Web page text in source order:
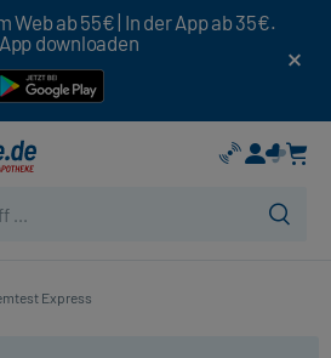
Web ab 55€ | In der App ab 35€.
downloaden
Express